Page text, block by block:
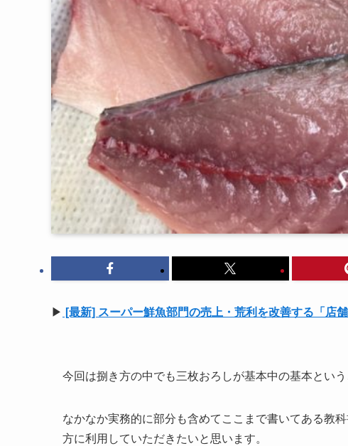
▶ [最新] スーパー鮮魚部門の売上・荒利を改善する「店
今回は捌き方の中でも三枚おろしが基本中の基本とい
なかなか実務的に部分も含めてここまで書いてある教
方に利用していただきたいと思います。